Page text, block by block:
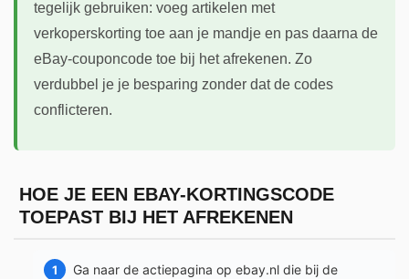
tegelijk gebruiken: voeg artikelen met
verkoperskorting toe aan je mandje en pas daarna de
eBay-couponcode toe bij het afrekenen. Zo
verdubbel je je besparing zonder dat de codes
conflicteren.
HOE JE EEN EBAY-KORTINGSCODE
TOEPAST BIJ HET AFREKENEN
Ga naar de actiepagina op ebay.nl die bij de